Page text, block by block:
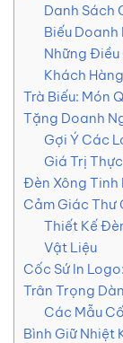
Danh Sách
Biếu Doanh
Những Điều
Khách
Trà Biếu: Món
Tặng Doanh
Gợi Ý Các
Giá Trị
Đèn Xông Tinh
Cảm Giác Thư
Thiết Kế
Vật Liệu
Cốc Sứ In
Trân Trọng
Các Mẫu
Bình Giữ Nhiệt